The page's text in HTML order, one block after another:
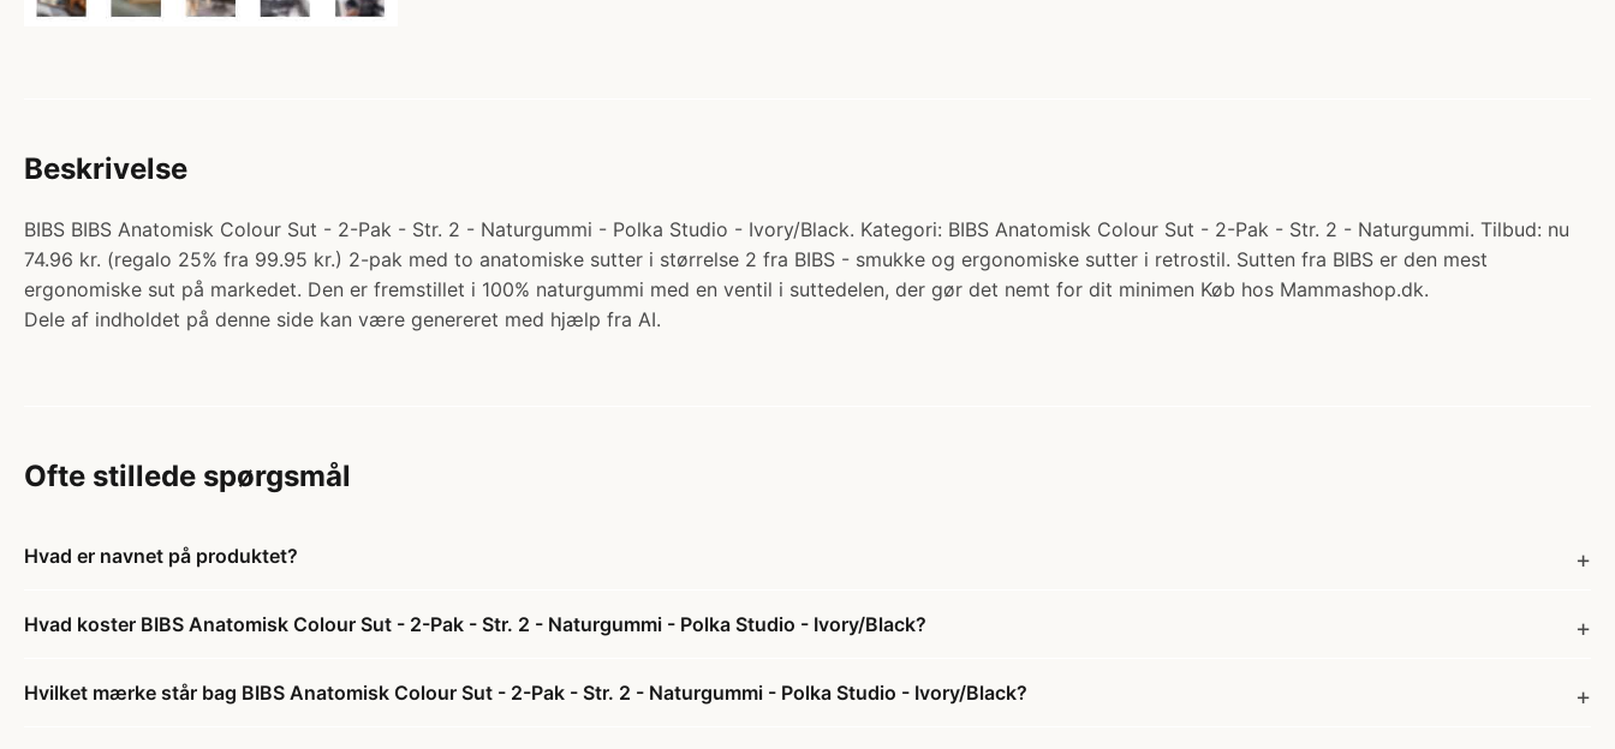
Beskrivelse
BIBS BIBS Anatomisk Colour Sut - 2-Pak - Str. 2 - Naturgummi - Polka Studio - Ivory/Black. Kategori: BIBS Anatomisk Colour Sut - 2-Pak - Str. 2 - Naturgummi. Tilbud: nu
74.96 kr. (regalo 25% fra 99.95 kr.) 2-pak med to anatomiske sutter i størrelse 2 fra BIBS - smukke og ergonomiske sutter i retrostil. Sutten fra BIBS er den mest
ergonomiske sut på markedet. Den er fremstillet i 100% naturgummi med en ventil i suttedelen, der gør det nemt for dit minimen Køb hos Mammashop.dk.
Dele af indholdet på denne side kan være genereret med hjælp fra AI.
Ofte stillede spørgsmål
Hvad er navnet på produktet?
Hvad koster BIBS Anatomisk Colour Sut - 2-Pak - Str. 2 - Naturgummi - Polka Studio - Ivory/Black?
Hvilket mærke står bag BIBS Anatomisk Colour Sut - 2-Pak - Str. 2 - Naturgummi - Polka Studio - Ivory/Black?